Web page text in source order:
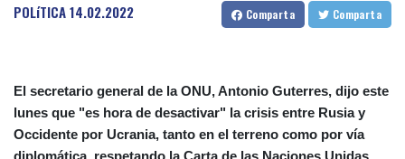
CNY 6.747604
CNH 6.743285
CRC 453.228387
CUC 1
CUP 26.5
CVE 95.372573
POLíTICA14.02.2022 Comparta Comparta
El secretario general de la ONU, Antonio Guterres, dijo este
lunes que "es hora de desactivar" la crisis entre Rusia y
Occidente por Ucrania, tanto en el terreno como por vía
diplomática, respetando la Carta de las Naciones Unidas.